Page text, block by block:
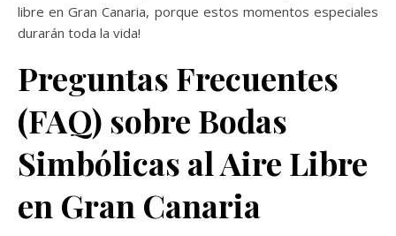
libre en Gran Canaria, porque estos momentos especiales
durarán toda la vida!
Preguntas Frecuentes
(FAQ) sobre Bodas
Simbólicas al Aire Libre
en Gran Canaria